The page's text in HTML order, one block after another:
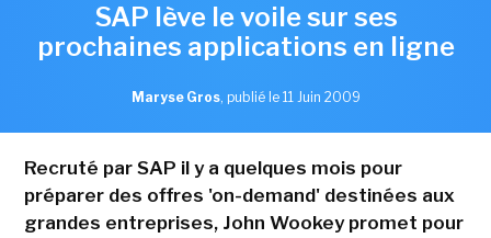
SAP lève le voile sur ses
prochaines applications en ligne
Maryse Gros, publié le 11 Juin 2009
Recruté par SAP il y a quelques mois pour
préparer des offres 'on-demand' destinées aux
grandes entreprises, John Wookey promet pour